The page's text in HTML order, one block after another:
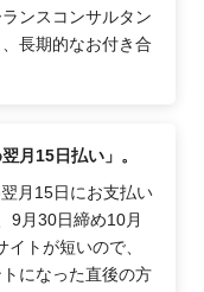
ンスコンサルタン
長期的なお付き合
月15日払い」。
月15日にお支払い
9月30日締め10月
トが短いので、
になった直後の方